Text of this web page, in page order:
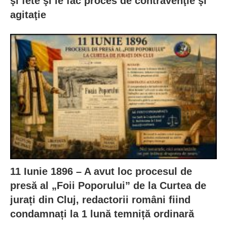
agitaţie
11 Iunie 1896 – A avut loc procesul de
presă al „Foii Poporului” de la Curtea de
jurați din Cluj, redactorii români fiind
condamnați la 1 lună temniță ordinară